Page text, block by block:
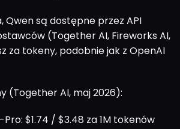
Qwen są dostępne przez API
(Together AI, Fireworks AI,
za tokeny, podobnie jak z OpenAI
(Together AI, maj 2026):
$1.74 / $3.48 za 1M tokenów